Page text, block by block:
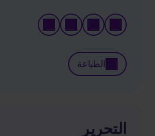
الطباعة
التحرير